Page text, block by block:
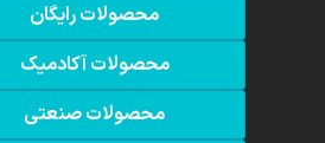
محصولات رایگان
محصولات آکادمیک
محصولات صنعتی